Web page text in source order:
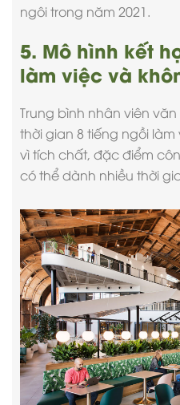
ngôi trong năm 2021.
5. Mô hình kết
làm việc và
Trung bình nhân viên
thời gian 8 tiếng ngồi
vì tích chất, đặc điểm
có thể dành nhiều thời